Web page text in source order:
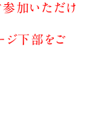
参加いただけ
ジ下部をご